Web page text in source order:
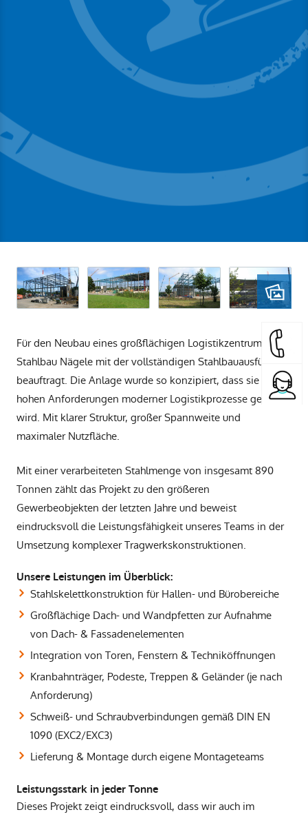
Für den Neubau eines großflächigen Logistikzentrums war
Stahlbau Nägele mit der vollständigen Stahlbauausführung
beauftragt. Die Anlage wurde so konzipiert, dass sie den
hohen Anforderungen moderner Logistikprozesse gerecht
wird. Mit klarer Struktur, großer Spannweite und
maximaler Nutzfläche.
Mit einer verarbeiteten Stahlmenge von insgesamt 890
Tonnen zählt das Projekt zu den größeren
Gewerbeobjekten der letzten Jahre und beweist
eindrucksvoll die Leistungsfähigkeit unseres Teams in der
Umsetzung komplexer Tragwerkskonstruktionen.
Unsere Leistungen im Überblick:
Stahlskelettkonstruktion für Hallen- und Bürobereiche
Großflächige Dach- und Wandpfetten zur Aufnahme
von Dach- & Fassadenelementen
Integration von Toren, Fenstern & Techniköffnungen
Kranbahnträger, Podeste, Treppen & Geländer (je nach
Anforderung)
Schweiß- und Schraubverbindungen gemäß DIN EN
1090 (EXC2/EXC3)
Lieferung & Montage durch eigene Montageteams
Leistungsstark in jeder Tonne
Dieses Projekt zeigt eindrucksvoll, dass wir auch im